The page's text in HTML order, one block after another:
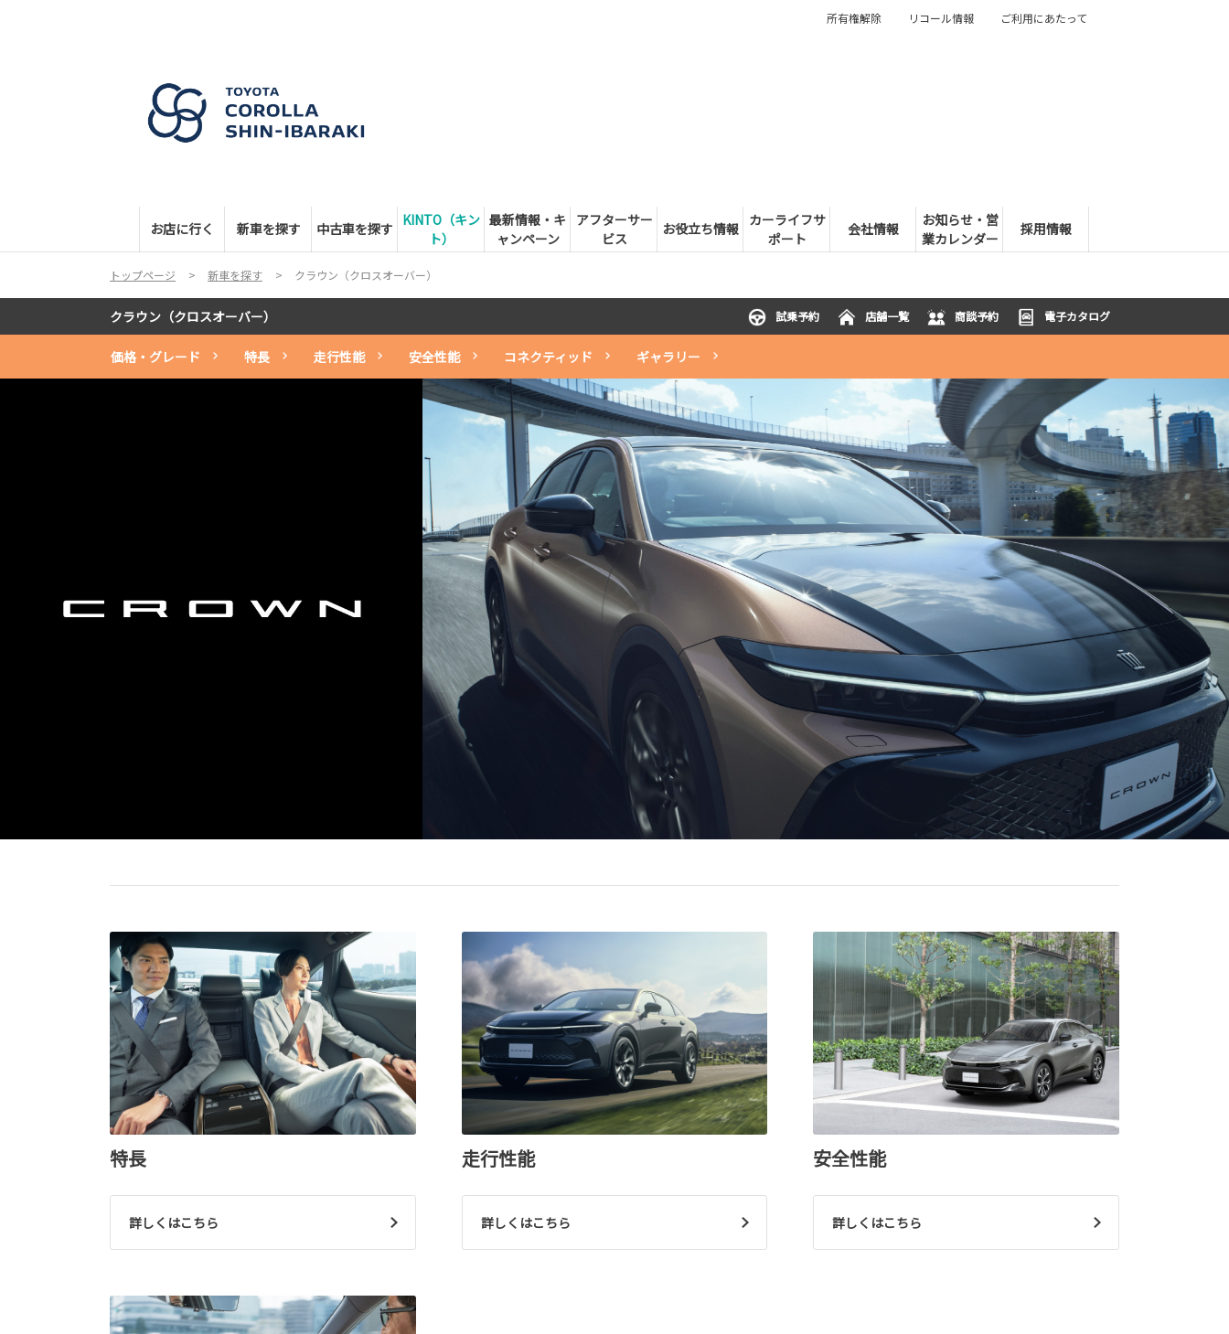
お店に行く 新車を探す 中古車を探す KINTO（キン
ト）
最新情報・キ
ャンペーン
アフターサー
ビス
お役立ち情報 カーライフサ
ポート
会社情報
お知らせ・営
業カレンダー
採用情報
所有権解除 リコール情報 ご利用にあたって
トップページ 新車を探す クラウン（クロスオーバー）
クラウン（クロスオーバー） 試乗予約 店舗一覧 商談予約 電子カタログ
価格・グレード 特長 走行性能 安全性能 コネクティッド ギャラリー
特長
詳しくはこちら
走行性能
詳しくはこちら
安全性能
詳しくはこちら